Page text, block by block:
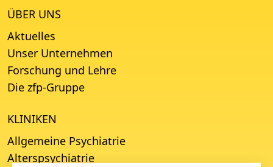
ÜBER UNS
Aktuelles
Unser Unternehmen
Forschung und Lehre
Die zfp-Gruppe
KLINIKEN
Allgemeine Psychiatrie
Alterspsychiatrie